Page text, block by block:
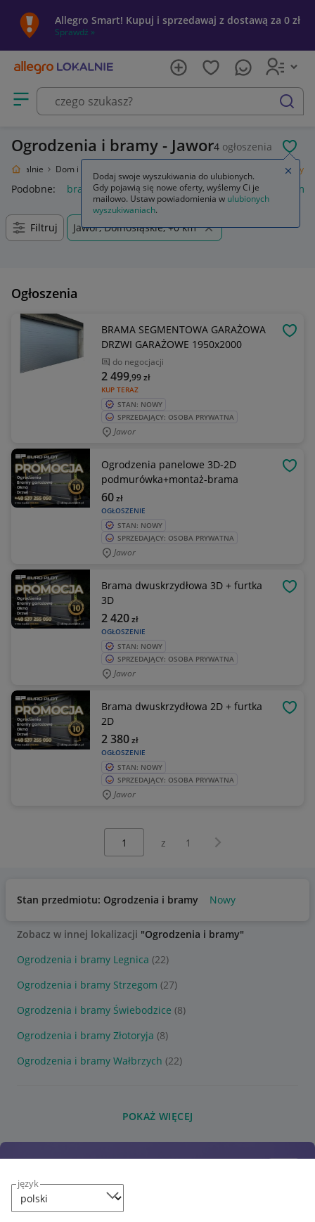
język
Allegro Smart! Kupuj i sprzedawaj z dostawą za 0 zł
Sprawdź »
Otwórz menu z kategoriami
szukaj
Ogrodzenia i bramy - Jawor4 ogłoszenia
Lokalnie Dom i Ogród Ogrodzenia i bramy
Podobne: bramy i ogrodzenia ogrodzenia panelowe i bramy
Filtruj Jawor, Dolnośląskie, +0 km
Ogłoszenia
BRAMA SEGMENTOWA GARAŻOWA
DRZWI GARAŻOWE 1950x2000
do negocjacji
KUP TERAZ
2 499,99zł
STAN: NOWY
SPRZEDAJĄCY: OSOBA PRYWATNA
Jawor
Ogrodzenia panelowe 3D-2D
podmurówka+montaż-brama
OGŁOSZENIE
60zł
STAN: NOWY
SPRZEDAJĄCY: OSOBA PRYWATNA
Jawor
Brama dwuskrzydłowa 3D + furtka
3D
OGŁOSZENIE
2 420zł
STAN: NOWY
SPRZEDAJĄCY: OSOBA PRYWATNA
Jawor
Brama dwuskrzydłowa 2D + furtka
2D
OGŁOSZENIE
2 380zł
STAN: NOWY
SPRZEDAJĄCY: OSOBA PRYWATNA
Jawor
z 1 Następna strona
Stan przedmiotu: Ogrodzenia i bramy Nowy
Zobacz w innej lokalizacji "Ogrodzenia i bramy"
Ogrodzenia i bramy Legnica (22)
Ogrodzenia i bramy Strzegom (27)
Ogrodzenia i bramy Świebodzice (8)
Ogrodzenia i bramy Złotoryja (8)
Ogrodzenia i bramy Wałbrzych (22)
POKAŻ WIĘCEJ
Dodaj swoje wyszukiwania do ulubionych.
Gdy pojawią się nowe oferty, wyślemy Ci je
mailowo. Ustaw powiadomienia w ulubionych
wyszukiwaniach.